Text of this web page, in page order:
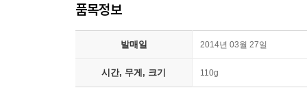
품목정보
발매일 2014년 03월 27일
시간, 무게, 크기 110g